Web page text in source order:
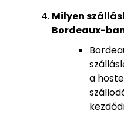
Milyen
Bordeaux-
a